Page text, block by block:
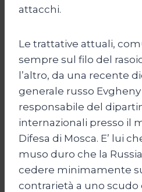
attacchi.
Le trattative attuali,
sempre sul filo del
l’altro, da una recente
generale russo
responsabile del
internazionali presso il
Difesa di Mosca. E’ lui
muso duro che la
cedere minimamente
contrarietà a uno scudo